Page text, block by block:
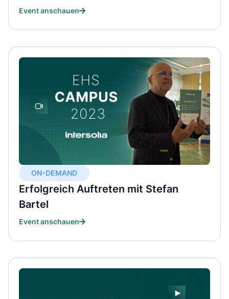
Event anschauen
ON-DEMAND
Erfolgreich Auftreten mit Stefan
Bartel
Event anschauen